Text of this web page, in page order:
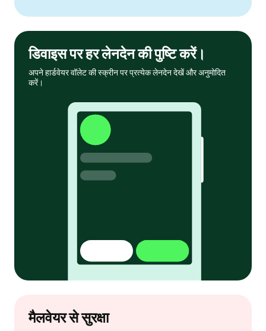
डिवाइस पर हर लेनदेन की पुष्टि करें।
अपने हार्डवेयर वॉलेट की स्क्रीन पर प्रत्येक लेनदेन देखें और अनुमोदित
करें।
मैलवेयर से सुरक्षा